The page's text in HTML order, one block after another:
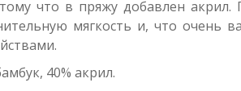
что в пряжу добавлен
мягкость и, что очень
40% акрил.